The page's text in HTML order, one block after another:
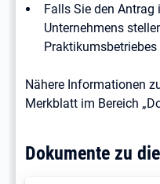
Falls Sie den
Unternehmens
Praktikumsbetriebes
Nähere Informationen
Merkblatt im Bereich
Dokumente zu